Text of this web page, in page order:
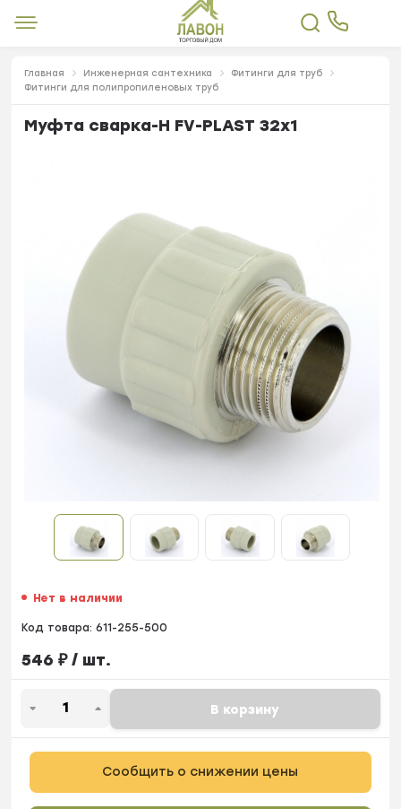
Главная Инженерная сантехника
Фитинги для труб
Фитинги для полипропиленовых труб
Муфта сварка-Н FV-PLAST 32х1
Нет в наличии
Код товара: 611-255-500
546 ₽/ шт.
В корзину
Сообщить о снижении цены